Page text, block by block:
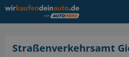
Straßenverkehrsamt